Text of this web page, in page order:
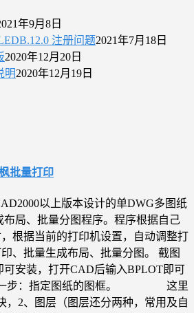
年9月8日
注册问题2021年7月18日
2020年12月20日
明2020年12月19日
批量打印
以上版本设计的单DWG多图纸
布局、批量分图程序。程序根据自己
根据当前的打印机设置，自动调整打
、批量生成布局、批量分图。 截图
可安装，打开CAD后输入BPLOT即可
一步：指定图纸的图框。 这里
，2、图层（图层还分两种，常用及自